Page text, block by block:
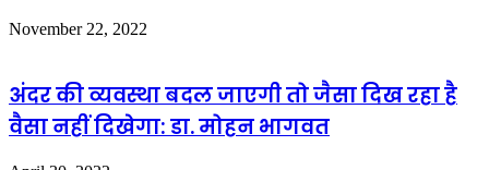
November 22, 2022
अंदर की व्यवस्था बदल जाएगी तो जैसा दिख रहा है
वैसा नहीं दिखेगा: डा. मोहन भागवत